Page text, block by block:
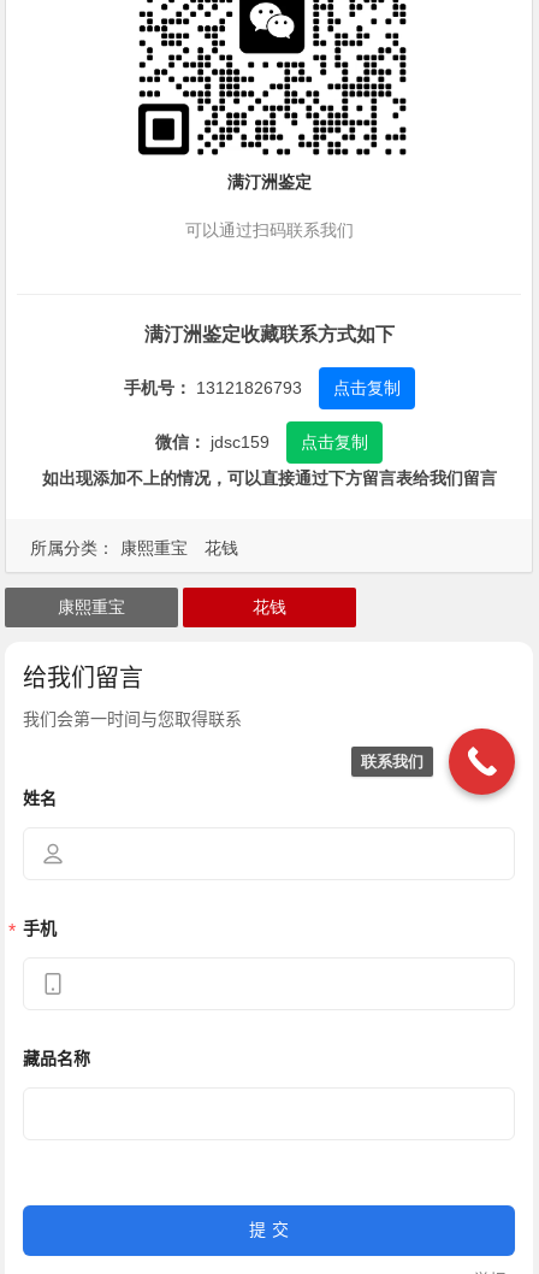
所属分类： 康熙重宝 花钱
满汀洲鉴定
可以通过扫码联系我们
满汀洲鉴定收藏联系方式如下
手机号： 13121826793 点击复制
微信： jdsc159
点击复制
如出现添加不上的情况，可以直接通过下方留言表给我们留言
康熙重宝 花钱
联系我们